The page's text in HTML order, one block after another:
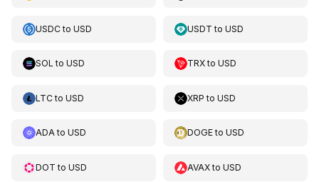
USDCto USD USDT toUSD
SOL to USD TRXtoUSD
LTCto USD XRP toUSD
ADAto USD DOGEtoUSD
DOT to USD AVAXtoUSD